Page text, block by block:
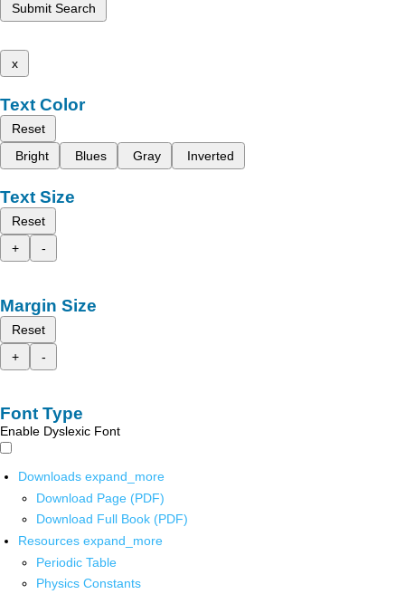
Submit Search
x
Text Color
Reset
Bright
Blues Gray Inverted
Text Size
Reset
+
-
Margin Size
Reset
+
-
Font Type
Enable Dyslexic Font
Downloads expand_more
Download Page (PDF)
Download Full Book (PDF)
Resources expand_more
Periodic Table
Physics Constants